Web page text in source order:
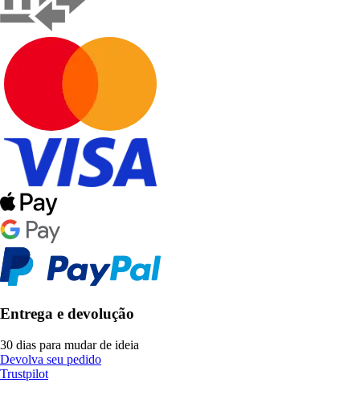
Entrega e devolução
30 dias para mudar de ideia
Devolva seu pedido
Trustpilot